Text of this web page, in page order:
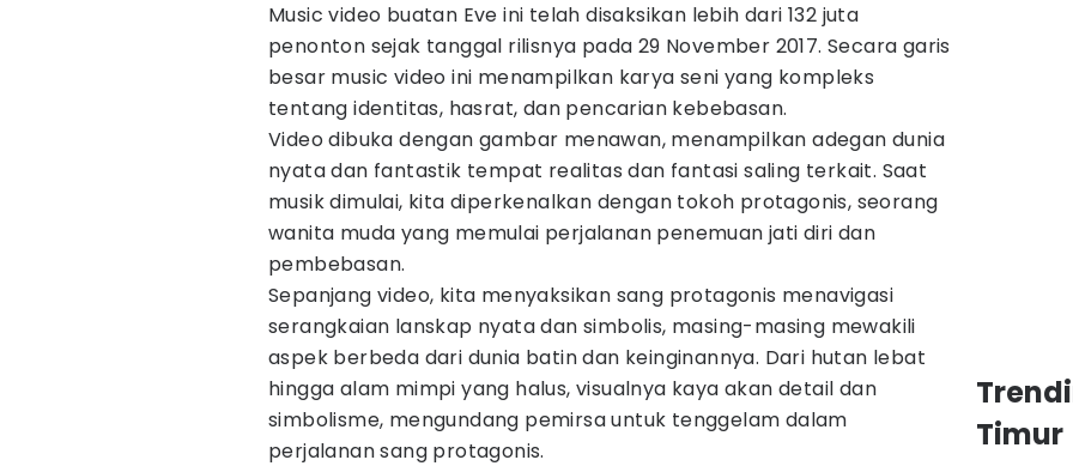
Music video buatan Eve ini telah disaksikan lebih dari 132 juta
penonton sejak tanggal rilisnya pada 29 November 2017. Secara garis
besar music video ini menampilkan karya seni yang kompleks
tentang identitas, hasrat, dan pencarian kebebasan.
Video dibuka dengan gambar menawan, menampilkan adegan dunia
nyata dan fantastik tempat realitas dan fantasi saling terkait. Saat
musik dimulai, kita diperkenalkan dengan tokoh protagonis, seorang
wanita muda yang memulai perjalanan penemuan jati diri dan
pembebasan.
Sepanjang video, kita menyaksikan sang protagonis menavigasi
serangkaian lanskap nyata dan simbolis, masing-masing mewakili
aspek berbeda dari dunia batin dan keinginannya. Dari hutan lebat
hingga alam mimpi yang halus, visualnya kaya akan detail dan
simbolisme, mengundang pemirsa untuk tenggelam dalam
perjalanan sang protagonis.
Timur